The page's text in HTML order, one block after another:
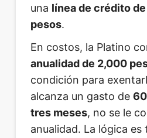
una línea de crédito
pesos.
En costos, la Platino
anualidad de 2,000
condición para
alcanza un gasto de
tres meses, no se le
anualidad. La lógica